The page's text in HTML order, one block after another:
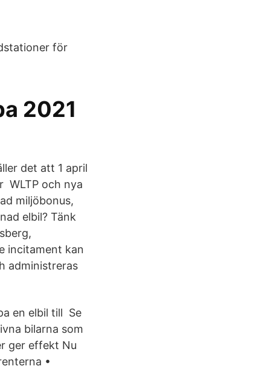
för
2021
det att 1 april
WLTP och nya
miljöbonus,
elbil? Tänk
incitament kan
administreras
en elbil till Se
bilarna som
ger effekt Nu
•